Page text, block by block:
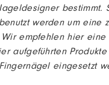
bestimmt.
werden um eine
empfehlen hier eine
aufgeführten
eingesetzt